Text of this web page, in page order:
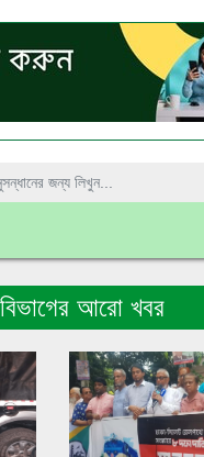
আরো খবর